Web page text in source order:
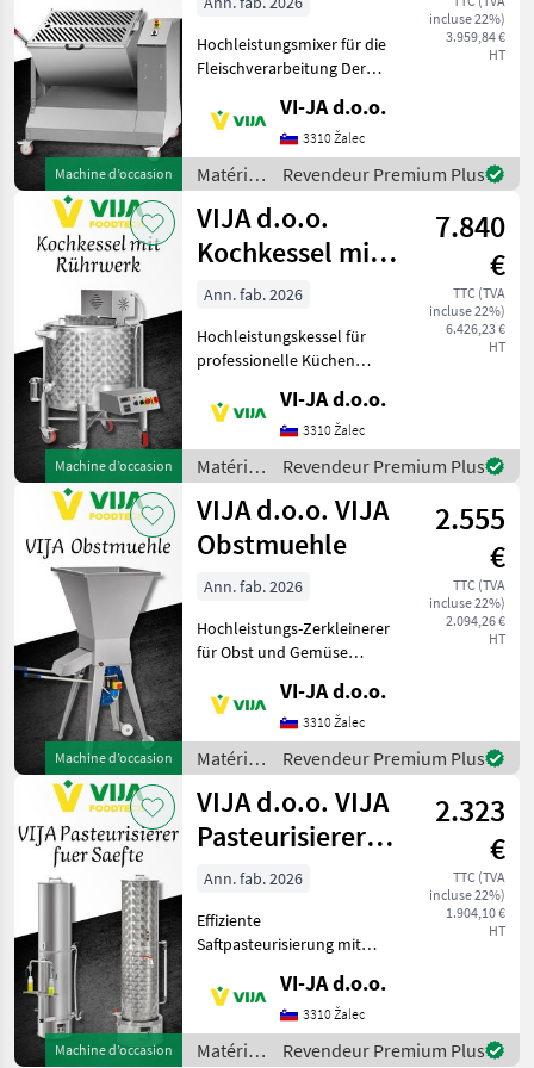
Machine d’occasion
incluse 22%)
3.959,84 €
HT
Hochleistungsmixer für die
Fleischverarbeitung Der
rostfreiem Material
hergestellt und dadurch
besonders langlebig und
hygienisch. Dank se
VI-JA d.o.o.
3310 Žalec
Matériels
de vente
directe /
VIJA
d.o.o.
Revendeur Premium Plus
Machine d’occasion
VIJA d.o.o.
Kochkessel mit
Rührwerk
7.840
€
TTC (TVA
incluse 22%)
6.426,23 €
HT
Ann. fab. 2026
Hochleistungskessel für
professionelle Küchen
vielseitigen
Hochleistungskessel,
perfekt geeignet für eine
Vielzahl an
Zubereitungsarten. Ob für
VI-JA d.o.o.
3310 Žalec
Matériels
de vente
directe /
VIJA
d.o.o.
Revendeur Premium Plus
Machine d’occasion
VIJA d.o.o. VIJA
Obstmuehle
2.555
€
TTC (TVA
incluse 22%)
2.094,26 €
HT
Ann. fab. 2026
Hochleistungs-Zerkleinerer
für Obst und Gemüse
perfekt geeignet für die
Verarbeitung verschiedener
Obst- und Gemüsesorten.
Die Feinheit de
VI-JA d.o.o.
3310 Žalec
Matériels
de vente
directe /
VIJA
d.o.o.
Revendeur Premium Plus
Machine d’occasion
VIJA d.o.o. VIJA
Pasteurisierer
fuer Saefte
2.323
€
TTC (TVA
incluse 22%)
1.904,10 €
HT
Ann. fab. 2026
Effiziente
Saftpasteurisierung mit
ermöglicht die effiziente
Pasteurisierung großer
Mengen verschiedener
Säfte. Es besteht aus einem
VI-JA d.o.o.
3310 Žalec
Matériels
Revendeur Premium Plus